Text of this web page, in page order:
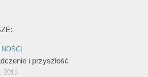
i przyszłość
2015